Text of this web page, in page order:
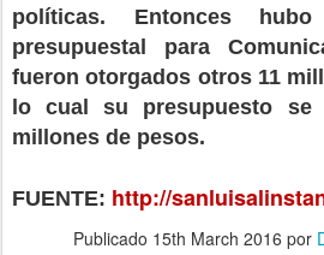
políticas. Entonces
presupuestal para
fueron otorgados otros 11
lo cual su presupuesto se
millones de pesos.
FUENTE: http://
Publicado 15th March 2016 por